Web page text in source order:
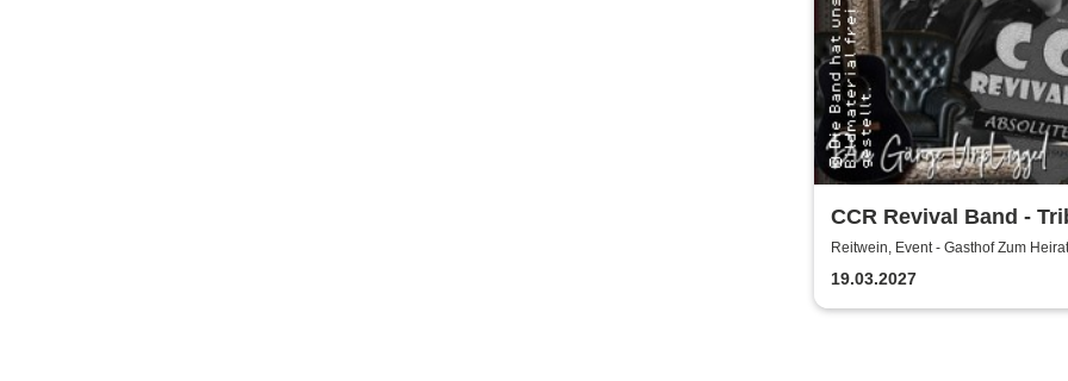
CCR Revival Band -
Creedence Clearwater
Reitwein, Event - Gasthof Zum
19.03.2027